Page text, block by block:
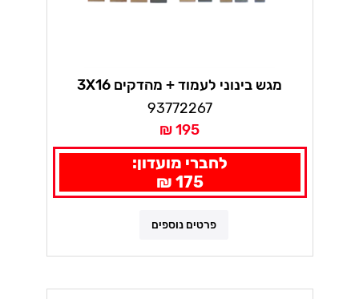
מגש בינוני לעמוד + מהדקים 3X16
93772267
195 ₪
לחברי מועדון:
175 ₪
פרטים נוספים